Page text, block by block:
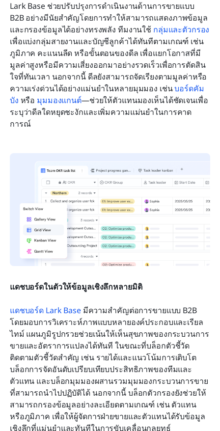
Lark Base ช่วยปรับปรุงการดำเนินงานด้านการขายแบบ
B2B อย่างมีนัยสำคัญโดยการทำให้สามารถแสดงภาพข้อมูล
และกรองข้อมูลได้อย่างทรงพลัง ทีมงานใช้ กลุ่มและตัวกรอง
เพื่อแบ่งกลุ่มสายงานและบัญชีลูกค้าได้ทันทีตามเกณฑ์ เช่น
ภูมิภาค คะแนนลีด หรือขั้นตอนของดีล เพื่อแยกโอกาสที่มี
มูลค่าสูงหรือมีความเสี่ยงออกมาอย่างรวดเร็วเพื่อการตัดสิน
ใจที่ทันเวลา นอกจากนี้ ดีลยังสามารถจัดเรียงตามมูลค่าหรือ
ความเร่งด่วนได้อย่างแม่นยำในหลายมุมมอง เช่น บอร์ดคัม
บัง หรือ มุมมองแกนต์—ช่วยให้ตัวแทนมองเห็นได้ชัดเจนเพื่อ
ระบุว่าดีลใดหยุดชะงักและเพิ่มความแม่นยำในการคาด
การณ์
แดชบอร์ดในตัวให้ข้อมูลเชิงลึกหลายมิติ
แดชบอร์ด Lark Base มีความสำคัญต่อการขายแบบ B2B
โดยมอบการวิเคราะห์ภาพแบบหลายองค์ประกอบและเรียล
ไทม์ แผนภูมิรูปกรวยช่วยเน้นให้เห็นสุขภาพของกระบวนการ
ขายและอัตราการแปลงได้ทันที ในขณะที่บล็อกตัวชี้วัด
ติดตามตัวชี้วัดสำคัญ เช่น รายได้และแนวโน้มการเติบโต
บล็อกการจัดอันดับเปรียบเทียบประสิทธิภาพของทีมและ
ตัวแทน และบล็อกมุมมองผสานรวมมุมมองกระบวนการขาย
ที่สามารถนำไปปฏิบัติได้ นอกจากนี้ บล็อกตัวกรองยังช่วยให้
สามารถกรองข้อมูลอย่างละเอียดตามเกณฑ์ เช่น ตัวแทน
หรือภูมิภาค เพื่อให้ผู้จัดการฝ่ายขายและตัวแทนได้รับข้อมูล
เชิงลึกที่แม่นยำและทันทีในการขับเคลื่อนกลยุทธ์